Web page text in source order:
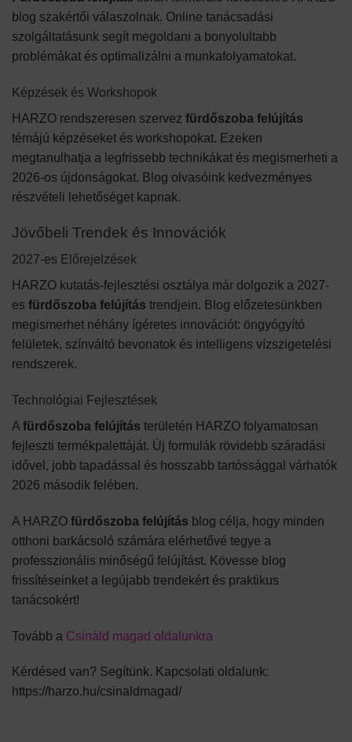
blog szakértői válaszolnak. Online tanácsadási
szolgáltatásunk segít megoldani a bonyolultabb
problémákat és optimalizálni a munkafolyamatokat.
Képzések és Workshopok
HARZO rendszeresen szervez fürdőszoba felújítás
témájú képzéseket és workshopokat. Ezeken
megtanulhatja a legfrissebb technikákat és megismerheti a
2026-os újdonságokat. Blog olvasóink kedvezményes
részvételi lehetőséget kapnak.
Jövőbeli Trendek és Innovációk
2027-es Előrejelzések
HARZO kutatás-fejlesztési osztálya már dolgozik a 2027-
es fürdőszoba felújítás trendjein. Blog előzetesünkben
megismerhet néhány ígéretes innovációt: öngyógyító
felületek, színváltó bevonatok és intelligens vízszigetelési
rendszerek.
Technológiai Fejlesztések
A fürdőszoba felújítás területén HARZO folyamatosan
fejleszti termékpalettáját. Új formulák rövidebb száradási
idővel, jobb tapadással és hosszabb tartóssággal várhatók
2026 második felében.
A HARZO fürdőszoba felújítás blog célja, hogy minden
otthoni barkácsoló számára elérhetővé tegye a
professzionális minőségű felújítást. Kövesse blog
frissítéseinket a legújabb trendekért és praktikus
tanácsokért!
Tovább a Csináld magad oldalunkra
Kérdésed van? Segítünk. Kapcsolati oldalunk:
https://harzo.hu/csinaldmagad/